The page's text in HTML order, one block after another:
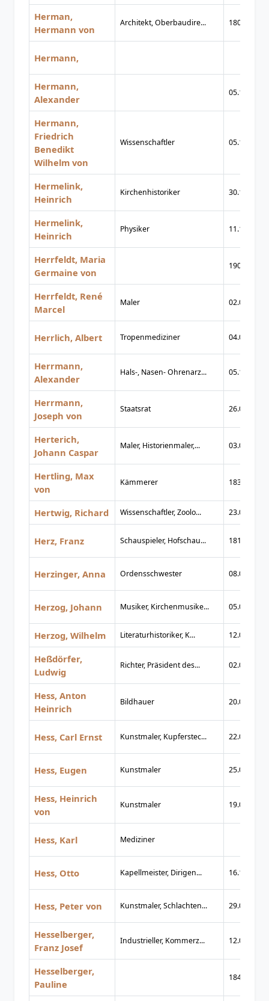
Herman,
Hermann von
Architekt, Oberbaudire... 1809
Hermann,
Hermann,
Alexander
05.11.1900
Hermann,
Friedrich
Benedikt
Wilhelm von
Wissenschaftler 05.12.1795
Hermelink,
Heinrich
Kirchenhistoriker 30.12.1877
Hermelink,
Heinrich
Physiker 11.12.1920
Herrfeldt, Maria
Germaine von
1905
Herrfeldt, René
Marcel
Maler 02.09.1889
Herrlich, Albert Tropenmediziner 04.03.1902
Herrmann,
Alexander
Hals-, Nasen- Ohrenarz... 05.11.1900
Herrmann,
Joseph von
Staatsrat 26.02.1836
Herterich,
Johann Caspar
Maler, Historienmaler,... 03.04.1843
Hertling, Max
von
Kämmerer 1839
Hertwig, Richard Wissenschaftler, Zoolo... 23.09.1850
Herz, Franz Schauspieler, Hofschau... 1817
Herzinger, Anna Ordensschwester 08.02.1877
Herzog, Johann Musiker, Kirchenmusike... 05.08.1822
Herzog, Wilhelm Literaturhistoriker, K... 12.01.1884
Heßdörfer,
Ludwig
Richter, Präsident des... 02.01.1894
Hess, Anton
Heinrich
Bildhauer 20.08.1838
Hess, Carl Ernst Kunstmaler, Kupferstec... 22.01.1755
Hess, Eugen Kunstmaler 25.06.1824
Hess, Heinrich
von
Kunstmaler 19.04.1798
Hess, Karl Mediziner
Hess, Otto Kapellmeister, Dirigen... 16.10.1871
Hess, Peter von Kunstmaler, Schlachten... 29.07.1792
Hesselberger,
Franz Josef
Industrieller, Kommerz... 12.03.1876
Hesselberger,
Pauline
1849